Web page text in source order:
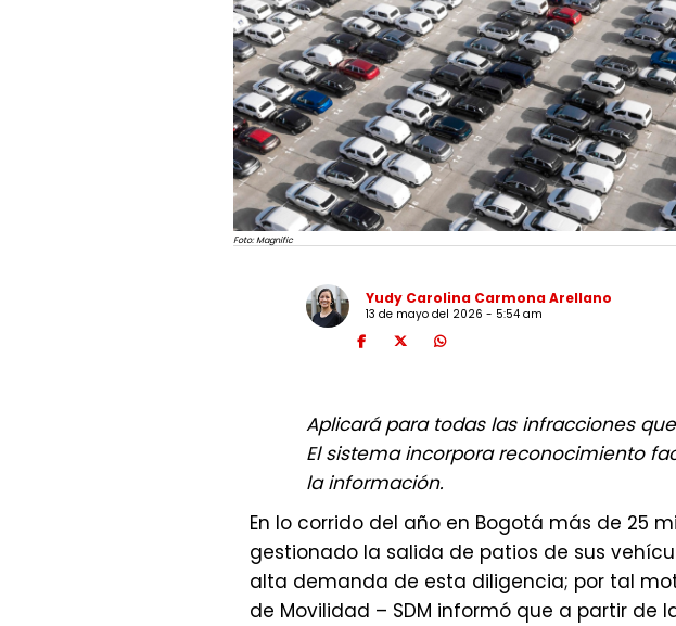
Foto: Magnific
Yudy Carolina Carmona Arellano
13 de mayo del 2026 - 5:54 am
Aplicará para todas las infracciones
El sistema incorpora reconocimiento
la información.
En lo corrido del año en Bogotá más de 25
gestionado la salida de patios de sus
alta demanda de esta diligencia; por tal
de Movilidad – SDM informó que a partir de